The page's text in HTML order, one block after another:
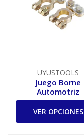
UYUSTOOLS
Juego Borne
Automotriz
VER OPCIONES